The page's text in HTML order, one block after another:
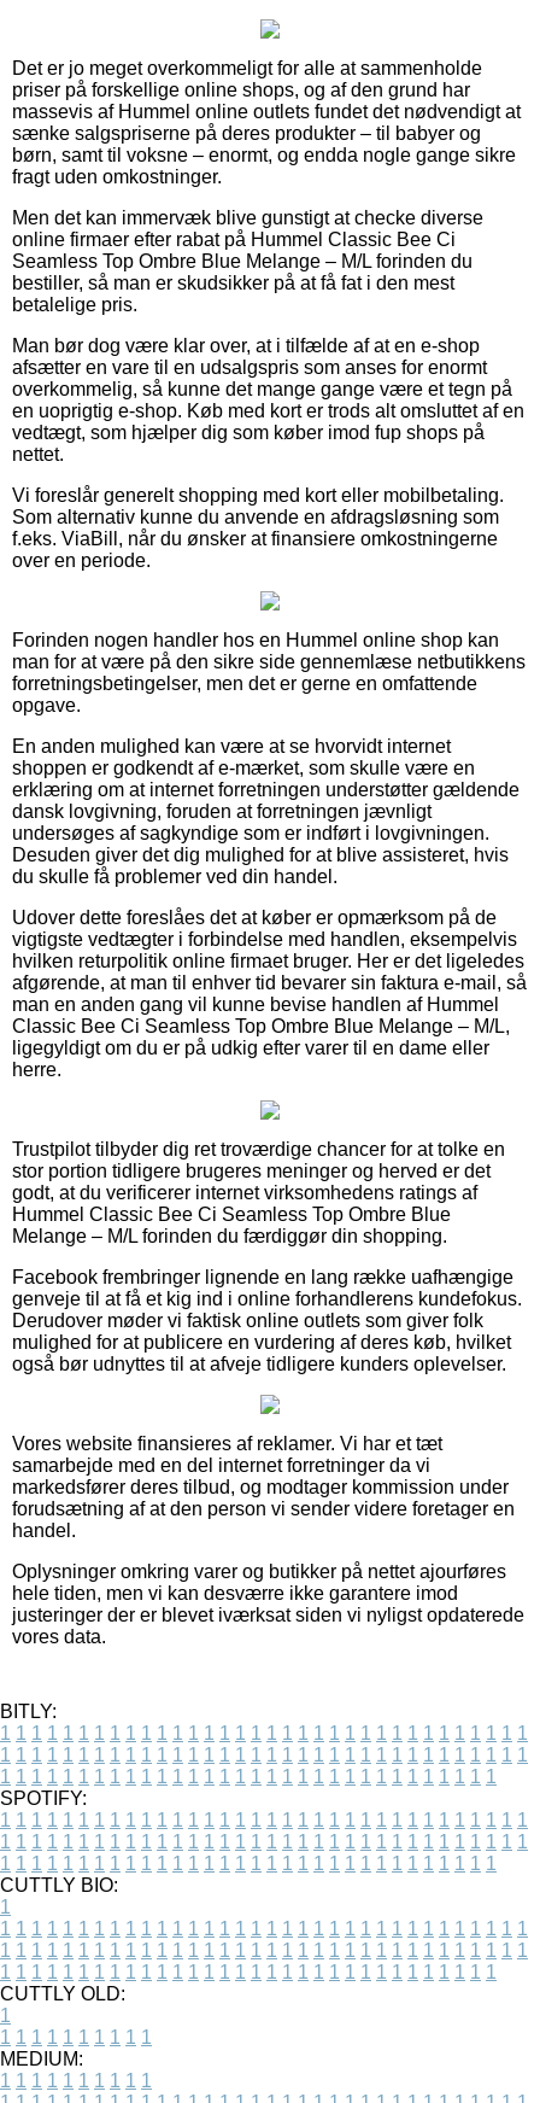
Det er jo meget overkommeligt for alle at sammenholde
priser på forskellige online shops, og af den grund har
massevis af Hummel online outlets fundet det nødvendigt at
sænke salgspriserne på deres produkter – til babyer og
børn, samt til voksne – enormt, og endda nogle gange sikre
fragt uden omkostninger.
Men det kan immervæk blive gunstigt at checke diverse
online firmaer efter rabat på Hummel Classic Bee Ci
Seamless Top Ombre Blue Melange – M/L forinden du
bestiller, så man er skudsikker på at få fat i den mest
betalelige pris.
Man bør dog være klar over, at i tilfælde af at en e-shop
afsætter en vare til en udsalgspris som anses for enormt
overkommelig, så kunne det mange gange være et tegn på
en uoprigtig e-shop. Køb med kort er trods alt omsluttet af en
vedtægt, som hjælper dig som køber imod fup shops på
nettet.
Vi foreslår generelt shopping med kort eller mobilbetaling.
Som alternativ kunne du anvende en afdragsløsning som
f.eks. ViaBill, når du ønsker at finansiere omkostningerne
over en periode.
Forinden nogen handler hos en Hummel online shop kan
man for at være på den sikre side gennemlæse netbutikkens
forretningsbetingelser, men det er gerne en omfattende
opgave.
En anden mulighed kan være at se hvorvidt internet
shoppen er godkendt af e-mærket, som skulle være en
erklæring om at internet forretningen understøtter gældende
dansk lovgivning, foruden at forretningen jævnligt
undersøges af sagkyndige som er indført i lovgivningen.
Desuden giver det dig mulighed for at blive assisteret, hvis
du skulle få problemer ved din handel.
Udover dette foreslåes det at køber er opmærksom på de
vigtigste vedtægter i forbindelse med handlen, eksempelvis
hvilken returpolitik online firmaet bruger. Her er det ligeledes
afgørende, at man til enhver tid bevarer sin faktura e-mail, så
man en anden gang vil kunne bevise handlen af Hummel
Classic Bee Ci Seamless Top Ombre Blue Melange – M/L,
ligegyldigt om du er på udkig efter varer til en dame eller
herre.
Trustpilot tilbyder dig ret troværdige chancer for at tolke en
stor portion tidligere brugeres meninger og herved er det
godt, at du verificerer internet virksomhedens ratings af
Hummel Classic Bee Ci Seamless Top Ombre Blue
Melange – M/L forinden du færdiggør din shopping.
Facebook frembringer lignende en lang række uafhængige
genveje til at få et kig ind i online forhandlerens kundefokus.
Derudover møder vi faktisk online outlets som giver folk
mulighed for at publicere en vurdering af deres køb, hvilket
også bør udnyttes til at afveje tidligere kunders oplevelser.
Vores website finansieres af reklamer. Vi har et tæt
samarbejde med en del internet forretninger da vi
markedsfører deres tilbud, og modtager kommission under
forudsætning af at den person vi sender videre foretager en
handel.
Oplysninger omkring varer og butikker på nettet ajourføres
hele tiden, men vi kan desværre ikke garantere imod
justeringer der er blevet iværksat siden vi nyligst opdaterede
vores data.
BITLY:
1 1 1 1 1 1 1 1 1 1 1 1 1 1 1 1 1 1 1 1 1 1 1 1 1 1 1 1 1 1 1 1 1 1
1 1 1 1 1 1 1 1 1 1 1 1 1 1 1 1 1 1 1 1 1 1 1 1 1 1 1 1 1 1 1 1 1 1
1 1 1 1 1 1 1 1 1 1 1 1 1 1 1 1 1 1 1 1 1 1 1 1 1 1 1 1 1 1 1 1
SPOTIFY:
1 1 1 1 1 1 1 1 1 1 1 1 1 1 1 1 1 1 1 1 1 1 1 1 1 1 1 1 1 1 1 1 1 1
1 1 1 1 1 1 1 1 1 1 1 1 1 1 1 1 1 1 1 1 1 1 1 1 1 1 1 1 1 1 1 1 1 1
1 1 1 1 1 1 1 1 1 1 1 1 1 1 1 1 1 1 1 1 1 1 1 1 1 1 1 1 1 1 1 1
CUTTLY BIO:
1
1 1 1 1 1 1 1 1 1 1 1 1 1 1 1 1 1 1 1 1 1 1 1 1 1 1 1 1 1 1 1 1 1 1
1 1 1 1 1 1 1 1 1 1 1 1 1 1 1 1 1 1 1 1 1 1 1 1 1 1 1 1 1 1 1 1 1 1
1 1 1 1 1 1 1 1 1 1 1 1 1 1 1 1 1 1 1 1 1 1 1 1 1 1 1 1 1 1 1 1
CUTTLY OLD:
1
1 1 1 1 1 1 1 1 1 1
MEDIUM:
1 1 1 1 1 1 1 1 1 1